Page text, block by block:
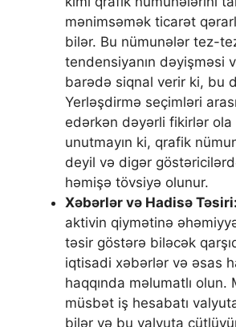
mənimsəmək ticarət
bilər. Bu nümunələr tez-
tendensiyanın dəyişməsi
barədə siqnal verir ki, bu
Yerləşdirmə seçimləri
edərkən dəyərli fikirlər ola
unutmayın ki, qrafik
deyil və digər
həmişə tövsiyə olunur.
Xəbərlər və Hadisə Təsiri:
aktivin qiymətinə
təsir göstərə biləcək
iqtisadi xəbərlər və əsas
haqqında məlumatlı olun.
müsbət iş hesabatı
bilər və bu valyuta